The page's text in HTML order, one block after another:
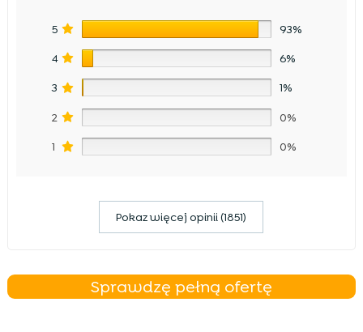
5 93%
4 6%
3 1%
2 0%
1 0%
Pokaz więcej opinii (1851)
Sprawdzę pełną ofertę